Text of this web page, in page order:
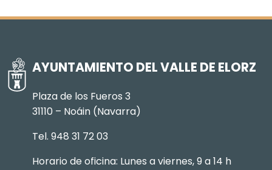
AYUNTAMIENTO DEL VALLE DE ELORZ
Plaza de los Fueros 3
31110 – Noáin (Navarra)
Tel. 948 31 72 03
Horario de oficina: Lunes a viernes, 9 a 14 h